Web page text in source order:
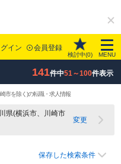
グイン 会員登録
検討中(0) MENU
141件中51～100件表示
市を除く)の転職・求人情報
県(横浜市、川崎市
変更
保存した検索条件